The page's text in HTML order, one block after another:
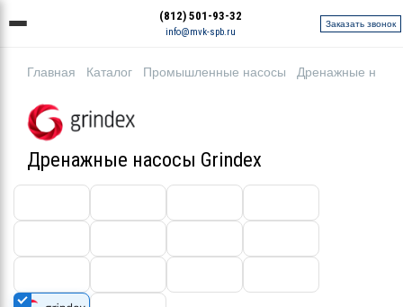
(812) 501-93-32
info@mvk-spb.ru
Заказать звонок
Главная Каталог Промышленные насосы Дренажные
Дренажные насосы Grindex